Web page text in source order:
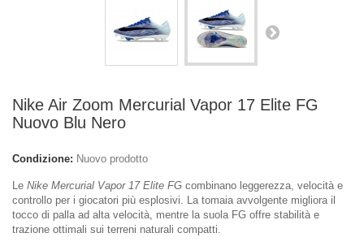
Nike Air Zoom Mercurial Vapor 17 Elite FG
Nuovo Blu Nero
Condizione: Nuovo prodotto
Le Nike Mercurial Vapor 17 Elite FG combinano leggerezza, velocità e
controllo per i giocatori più esplosivi. La tomaia avvolgente migliora il
tocco di palla ad alta velocità, mentre la suola FG offre stabilità e
trazione ottimali sui terreni naturali compatti.